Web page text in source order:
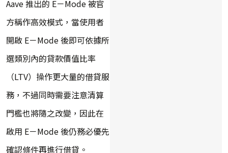
Aave 推出的 E－Mode 被官
方稱作高效模式，當使用者
開啟 E－Mode 後即可依據所
選類別內的貸款價值比率
（LTV）操作更大量的借貸服
務，不過同時需要注意清算
門檻也將隨之改變，因此在
啟用 E－Mode 後仍務必優先
確認條件再進行借貸。